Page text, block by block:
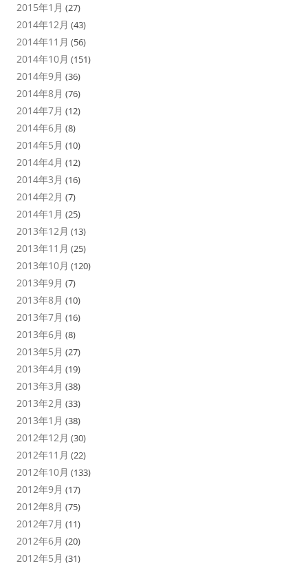
2015年1月 (27)
2014年12月 (43)
2014年11月 (56)
2014年10月 (151)
2014年9月 (36)
2014年8月 (76)
2014年7月 (12)
2014年6月 (8)
2014年5月 (10)
2014年4月 (12)
2014年3月 (16)
2014年2月 (7)
2014年1月 (25)
2013年12月 (13)
2013年11月 (25)
2013年10月 (120)
2013年9月 (7)
2013年8月 (10)
2013年7月 (16)
2013年6月 (8)
2013年5月 (27)
2013年4月 (19)
2013年3月 (38)
2013年2月 (33)
2013年1月 (38)
2012年12月 (30)
2012年11月 (22)
2012年10月 (133)
2012年9月 (17)
2012年8月 (75)
2012年7月 (11)
2012年6月 (20)
2012年5月 (31)